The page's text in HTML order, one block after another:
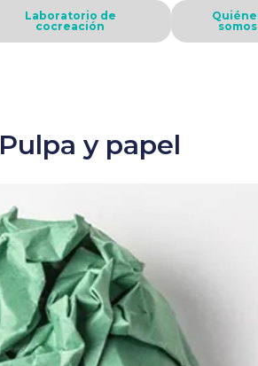
Laboratorio de
cocreación
somos
Pulpa y papel